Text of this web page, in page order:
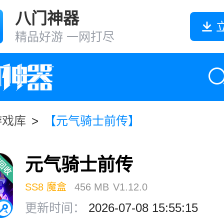
八门神器
精品好游 一网打尽
库 > 【元气骑士前传】
元气骑士前传
SS8 魔盒 456 MB V1.12.0
更新时间： 2026-07-08 15:55:15